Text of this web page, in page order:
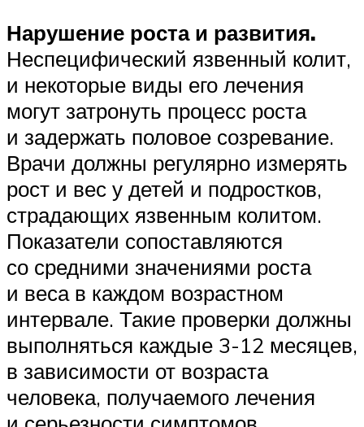
Нарушение роста и развития.
Неспецифический язвенный колит,
и некоторые виды его лечения
могут затронуть процесс роста
и задержать половое созревание.
Врачи должны регулярно измерять
рост и вес у детей и подростков,
страдающих язвенным колитом.
Показатели сопоставляются
со средними значениями роста
и веса в каждом возрастном
интервале. Такие проверки должны
выполняться каждые 3-12 месяцев,
в зависимости от возраста
человека, получаемого лечения